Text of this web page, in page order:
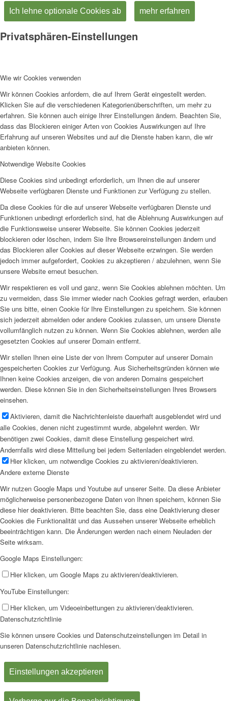
Ich lehne optionale Cookies ab mehr erfahren
Privatsphären-Einstellungen
Wie wir Cookies verwenden
Wir können Cookies anfordern, die auf Ihrem Gerät eingestellt werden.
Klicken Sie auf die verschiedenen Kategorienüberschriften, um mehr zu
erfahren. Sie können auch einige Ihrer Einstellungen ändern. Beachten Sie,
dass das Blockieren einiger Arten von Cookies Auswirkungen auf Ihre
Erfahrung auf unseren Websites und auf die Dienste haben kann, die wir
anbieten können.
Notwendige Website Cookies
Diese Cookies sind unbedingt erforderlich, um Ihnen die auf unserer
Webseite verfügbaren Dienste und Funktionen zur Verfügung zu stellen.
Da diese Cookies für die auf unserer Webseite verfügbaren Dienste und
Funktionen unbedingt erforderlich sind, hat die Ablehnung Auswirkungen auf
die Funktionsweise unserer Webseite. Sie können Cookies jederzeit
blockieren oder löschen, indem Sie Ihre Browsereinstellungen ändern und
das Blockieren aller Cookies auf dieser Webseite erzwingen. Sie werden
jedoch immer aufgefordert, Cookies zu akzeptieren / abzulehnen, wenn Sie
unsere Website erneut besuchen.
Wir respektieren es voll und ganz, wenn Sie Cookies ablehnen möchten. Um
zu vermeiden, dass Sie immer wieder nach Cookies gefragt werden, erlauben
Sie uns bitte, einen Cookie für Ihre Einstellungen zu speichern. Sie können
sich jederzeit abmelden oder andere Cookies zulassen, um unsere Dienste
vollumfänglich nutzen zu können. Wenn Sie Cookies ablehnen, werden alle
gesetzten Cookies auf unserer Domain entfernt.
Wir stellen Ihnen eine Liste der von Ihrem Computer auf unserer Domain
gespeicherten Cookies zur Verfügung. Aus Sicherheitsgründen können wie
Ihnen keine Cookies anzeigen, die von anderen Domains gespeichert
werden. Diese können Sie in den Sicherheitseinstellungen Ihres Browsers
einsehen.
Aktivieren, damit die Nachrichtenleiste dauerhaft ausgeblendet wird und
alle Cookies, denen nicht zugestimmt wurde, abgelehnt werden. Wir
benötigen zwei Cookies, damit diese Einstellung gespeichert wird.
Andernfalls wird diese Mitteilung bei jedem Seitenladen eingeblendet werden.
Hier klicken, um notwendige Cookies zu aktivieren/deaktivieren.
Andere externe Dienste
Wir nutzen Google Maps und Youtube auf unserer Seite. Da diese Anbieter
möglicherweise personenbezogene Daten von Ihnen speichern, können Sie
diese hier deaktivieren. Bitte beachten Sie, dass eine Deaktivierung dieser
Cookies die Funktionalität und das Aussehen unserer Webseite erheblich
beeinträchtigen kann. Die Änderungen werden nach einem Neuladen der
Seite wirksam.
Google Maps Einstellungen:
Hier klicken, um Google Maps zu aktivieren/deaktivieren.
YouTube Einstellungen:
Hier klicken, um Videoeinbettungen zu aktivieren/deaktivieren.
Datenschutzrichtlinie
Sie können unsere Cookies und Datenschutzeinstellungen im Detail in
unseren Datenschutzrichtlinie nachlesen.
Einstellungen akzeptieren